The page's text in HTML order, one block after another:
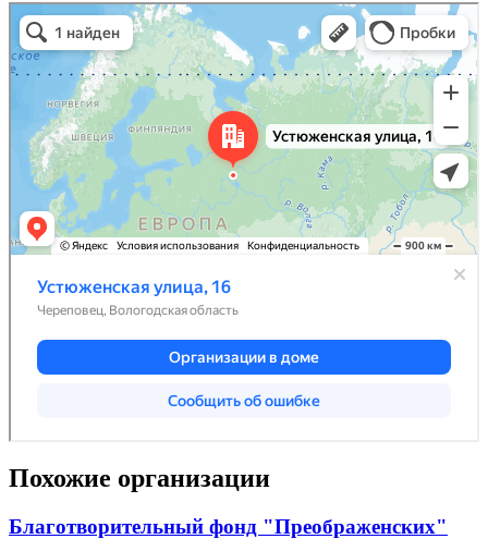
Похожие организации
Благотворительный фонд "Преображенских"